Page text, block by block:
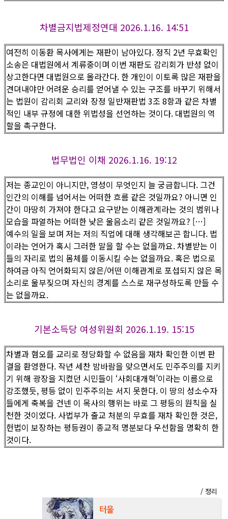
차별금지법제정연대 2026.1.16. 14:51
여전히 이동환 목사에게는 재판이 남아있다. 정직 2년 무효확인
소송은 대법원에서 계류중이며 이번 재판도 감리회가 반성 없이
상고한다면 대법원으로 올라간다. 한 개인이 이토록 많은 재판을
견뎌내야만 어려운 승리를 얻어낼 수 있는 구조를 바꾸기 위해서
는 법원이 감리회 교리와 장정 일반재판법 3조 8항과 같은 차별
적인 내부 규정에 대한 위법성을 선언하는 것이다. 대법원의 역
할을 촉구한다.
법무법인 이채 2026.1.16. 19:12
저는 종교인이 아니지만, 영성이 무엇인지 늘 궁금합니다. 그건
인간의 이해를 넘어서는 어떠한 흐름 같은 것일까요? 아니면 인
간이 마땅히 가져야 한다고 요구받는 이해관계라는 것의 범위나
모습을 파열하는 어떠한 낮은 울음소리 같은 것일까요? […]
예수의 일을 보며 저는 저의 직업에 대해 생각해보곤 합니다. 법
이라는 언어가 혹시 그러한 말을 할 수는 없을까요. 차별받는 이
들의 자리로 법의 몸체를 이동시킬 수는 없을까요. 혹은 법으로
하여금 아직 언어화되지 않은/어떤 이해관계로 포섭되지 않은 목
소리로 울부짖으며 자신의 경계를 스스로 재구성하도록 만들 수
는 없을까요.
기본소득당 여성위원회 2026.1.19. 15:15​
차별과 혐오를 교리로 정당화할 수 없음을 재차 확인한 이번 판
결을 환영한다. 작년 세찬 밤바람을 맞으면서도 민주주의를 지키
기 위해 광장을 지켰던 시민들이 ‘사회대개혁’이라는 이름으로
강조했듯, 평등 없이 민주주의는 서지 못한다. 이 땅의 성소수자
들에게 축복을 건넨 이 목사의 행위는 바로 그 평등의 원칙을 실
천한 것이었다. 사법부가 출교 처분의 무효를 재차 확인한 것은,
헌법이 보장하는 평등권이 종교적 명분보다 우선함을 명확히 한
것이다.
/ 정리